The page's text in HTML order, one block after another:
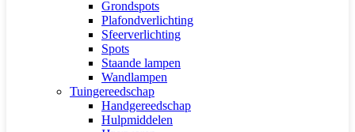
Grondspots
Plafondverlichting
Sfeerverlichting
Spots
Staande lampen
Wandlampen
Tuingereedschap
Handgereedschap
Hulpmiddelen